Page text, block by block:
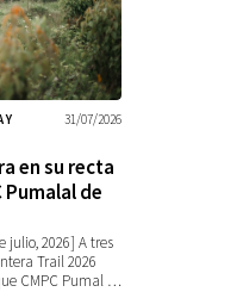
31/07/2026
Y
en su recta
Pumalal de
julio, 2026] A tres
Trail 2026
CMPC Pumal …